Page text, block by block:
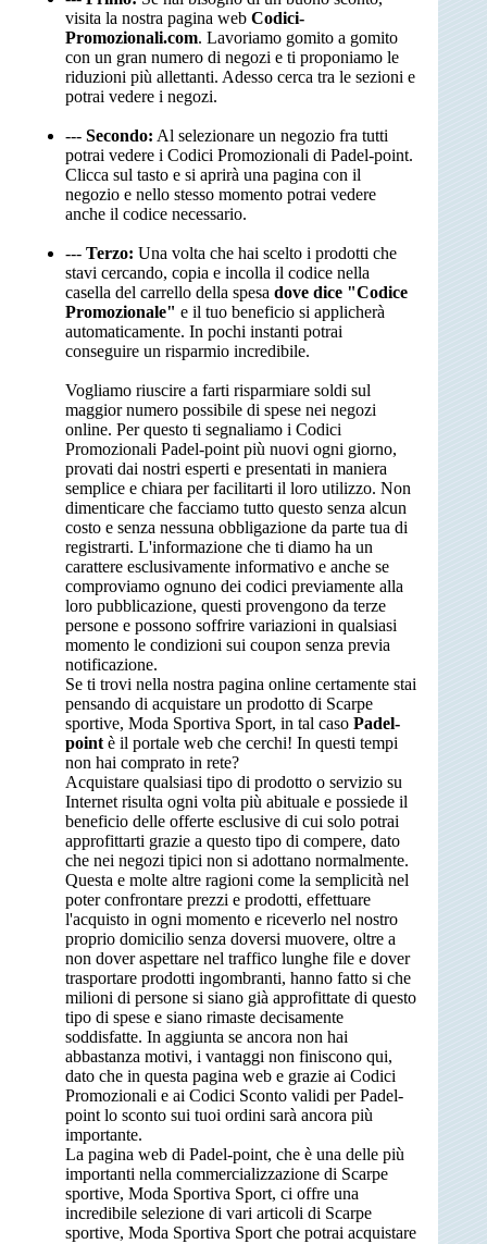
visita la nostra pagina web Codici-
Promozionali.com. Lavoriamo gomito a gomito
con un gran numero di negozi e ti proponiamo le
riduzioni più allettanti. Adesso cerca tra le sezioni e
potrai vedere i negozi.
--- Secondo: Al selezionare un negozio fra tutti
potrai vedere i Codici Promozionali di Padel-point.
Clicca sul tasto e si aprirà una pagina con il
negozio e nello stesso momento potrai vedere
anche il codice necessario.
--- Terzo: Una volta che hai scelto i prodotti che
stavi cercando, copia e incolla il codice nella
casella del carrello della spesa dove dice "Codice
Promozionale" e il tuo beneficio si applicherà
automaticamente. In pochi instanti potrai
conseguire un risparmio incredibile.
Vogliamo riuscire a farti risparmiare soldi sul
maggior numero possibile di spese nei negozi
online. Per questo ti segnaliamo i Codici
Promozionali Padel-point più nuovi ogni giorno,
provati dai nostri esperti e presentati in maniera
semplice e chiara per facilitarti il loro utilizzo. Non
dimenticare che facciamo tutto questo senza alcun
costo e senza nessuna obbligazione da parte tua di
registrarti. L'informazione che ti diamo ha un
carattere esclusivamente informativo e anche se
comproviamo ognuno dei codici previamente alla
loro pubblicazione, questi provengono da terze
persone e possono soffrire variazioni in qualsiasi
momento le condizioni sui coupon senza previa
notificazione.
Se ti trovi nella nostra pagina online certamente stai
pensando di acquistare un prodotto di Scarpe
sportive, Moda Sportiva Sport, in tal caso Padel-
point è il portale web che cerchi! In questi tempi
non hai comprato in rete?
Acquistare qualsiasi tipo di prodotto o servizio su
Internet risulta ogni volta più abituale e possiede il
beneficio delle offerte esclusive di cui solo potrai
approfittarti grazie a questo tipo di compere, dato
che nei negozi tipici non si adottano normalmente.
Questa e molte altre ragioni come la semplicità nel
poter confrontare prezzi e prodotti, effettuare
l'acquisto in ogni momento e riceverlo nel nostro
proprio domicilio senza doversi muovere, oltre a
non dover aspettare nel traffico lunghe file e dover
trasportare prodotti ingombranti, hanno fatto si che
milioni di persone si siano già approfittate di questo
tipo di spese e siano rimaste decisamente
soddisfatte. In aggiunta se ancora non hai
abbastanza motivi, i vantaggi non finiscono qui,
dato che in questa pagina web e grazie ai Codici
Promozionali e ai Codici Sconto validi per Padel-
point lo sconto sui tuoi ordini sarà ancora più
importante.
La pagina web di Padel-point, che è una delle più
importanti nella commercializzazione di Scarpe
sportive, Moda Sportiva Sport, ci offre una
incredibile selezione di vari articoli di Scarpe
sportive, Moda Sportiva Sport che potrai acquistare